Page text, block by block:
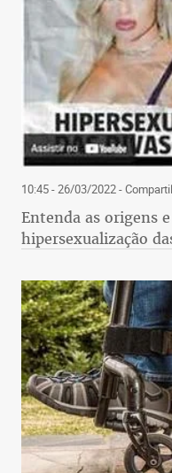
10:45 - 26/03/2022-
Entenda as origens
hipersexualização